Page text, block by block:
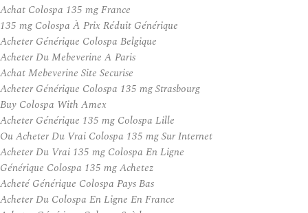
Achat Colospa 135 mg France
135 mg Colospa À Prix Réduit Générique
Acheter Générique Colospa Belgique
Acheter Du Mebeverine A Paris
Achat Mebeverine Site Securise
Acheter Générique Colospa 135 mg Strasbourg
Buy Colospa With Amex
Acheter Générique 135 mg Colospa Lille
Ou Acheter Du Vrai Colospa 135 mg Sur Internet
Acheter Du Vrai 135 mg Colospa En Ligne
Générique Colospa 135 mg Achetez
Acheté Générique Colospa Pays Bas
Acheter Du Colospa En Ligne En France